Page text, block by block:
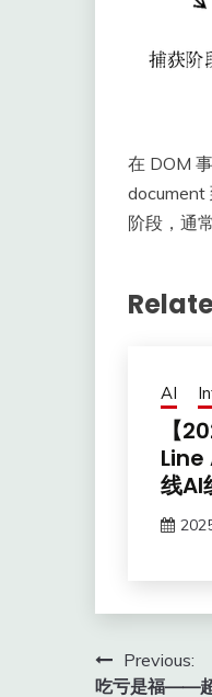
在 DOM
document
阶段，通
AI
【
线AI
PostPrevious:
吃亏是福——